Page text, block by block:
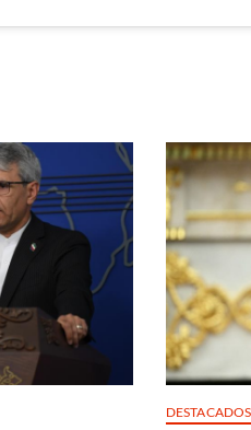
DESTACADOS